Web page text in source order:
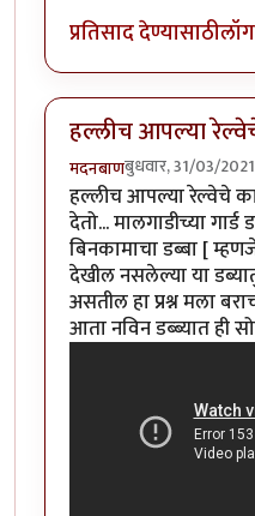
प्रतिसाद देण्यासाठी
हल्लीच आपल्या
मदनबाणबुधवार, 31/03/
हल्लीच आपल्या रेल्वेचे
देतो... मालगाडीच्या
बिनकामाचा डब्बा [
देखील नसलेल्या या
असतील हा प्रश्न मला
आता नविन डब्ब्यात ही